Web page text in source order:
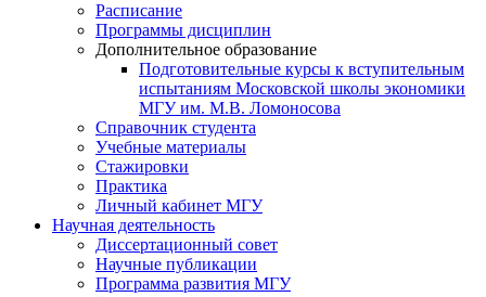
Расписание
Программы дисциплин
Дополнительное образование
Подготовительные курсы к вступительным
испытаниям Московской школы экономики
МГУ им. М.В. Ломоносова
Справочник студента
Учебные материалы
Стажировки
Практика
Личный кабинет МГУ
Научная деятельность
Диссертационный совет
Научные публикации
Программа развития МГУ